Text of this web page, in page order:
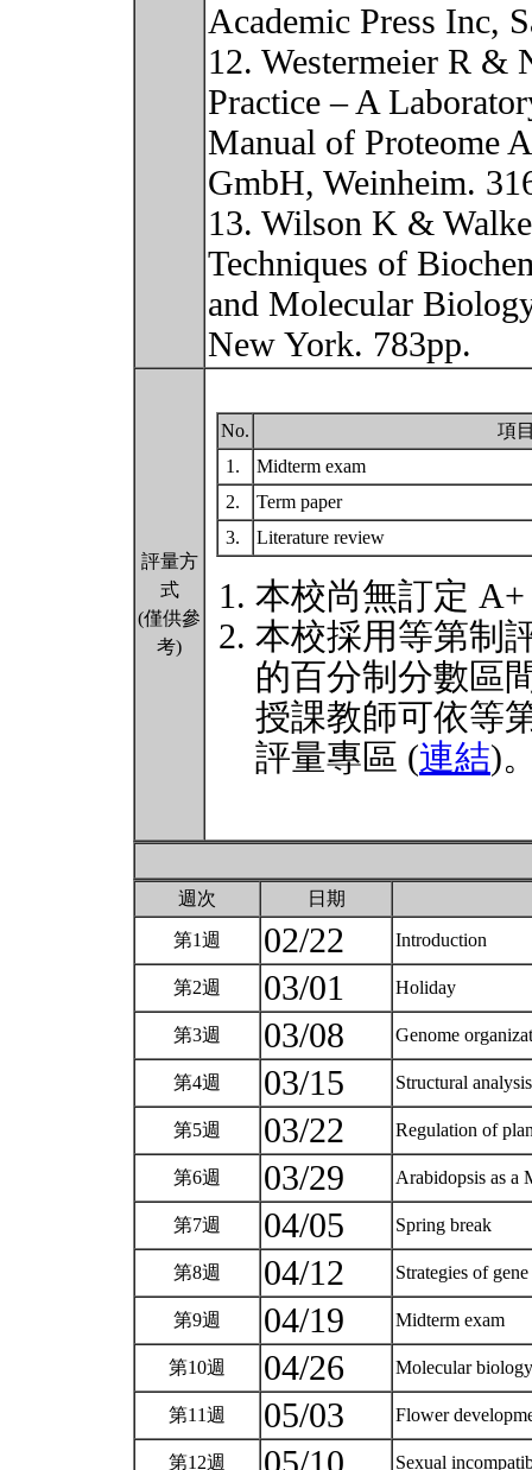
Academic Press Inc,
12. Westermeier R &
Practice – A
Manual of Proteome
GmbH, Weinheim.
13. Wilson K &
Techniques of
and Molecular
New York. 783pp.
評量方
式
(僅供參
考)
No.
項
1.
Midterm exam
2.
Term paper
3.
Literature review
本校尚無訂定
本校採用等第制
的百分制分數區
授課教師可依等
評量專區 (連結)
週次 日期
第1週 02/22 Introduction
第2週 03/01 Holiday
第3週 03/08 Genome
第4週 03/15 Structural
第5週 03/22 Regulation of
第6週 03/29 Arabidopsis as a
第7週 04/05 Spring break
第8週 04/12 Strategies of
第9週 04/19 Midterm exam
第10週 04/26 Molecular
第11週 05/03 Flower
第12週 Sexual